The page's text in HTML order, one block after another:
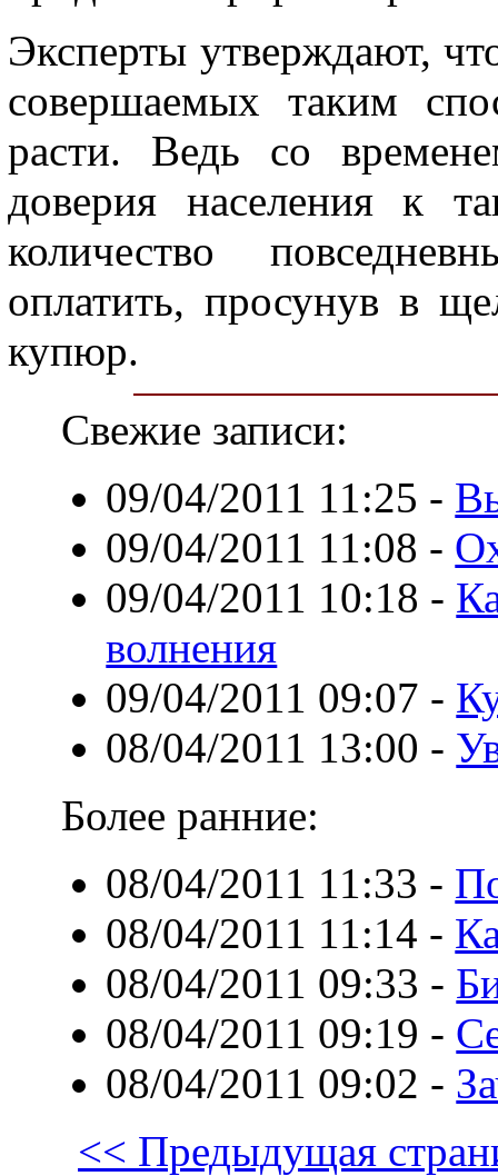
Эксперты утверждают,
совершаемых таким
расти. Ведь со
доверия населения к
количество
оплатить, просунув в
купюр.
Свежие записи:
09/04/2011 11:25 -
09/04/2011 11:08 -
09/04/2011 10:18 -
волнения
09/04/2011 09:07 -
08/04/2011 13:00 -
Более ранние:
08/04/2011 11:33 -
08/04/2011 11:14 -
08/04/2011 09:33 -
08/04/2011 09:19 -
08/04/2011 09:02 -
<< Предыдущая